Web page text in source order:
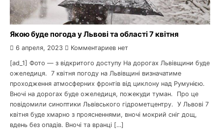
Якою буде погода у Львові та області 7 квітня
6 апреля, 2023 Комментариев нет
[ad_1] Фото — з відкритого доступу На дорогах Львівщини буде
ожеледиця. 7 квітня погоду на Львівщині визначатиме
проходження атмосферних фронтів від циклону над Румунією.
Вночі на дорогах буде ожеледиця, пожекуди туман. Про це
повідомили синоптики Львівського гідрометцентру. У Львові 7
квітня буде хмарно з проясненнями, вночі мокрий сніг дощ,
вдень без опадів. Вночі та вранці […]